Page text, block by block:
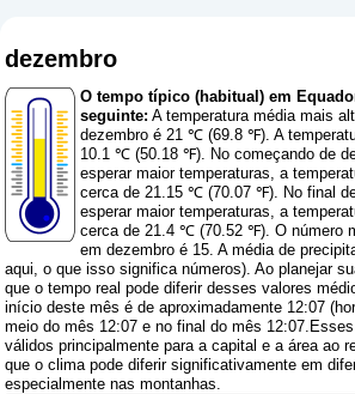
dezembro
O tempo típico (habitual) em
seguinte: A temperatura média mais
dezembro é 21 ℃ (69.8 ℉). A
10.1 ℃ (50.18 ℉). No começando de
esperar maior temperaturas, a
cerca de 21.15 ℃ (70.07 ℉). No final
esperar maior temperaturas, a
cerca de 21.4 ℃ (70.52 ℉). O número
em dezembro é 15. A média de
aqui, o que isso significa números). Ao planejar
que o tempo real pode diferir desses valores
início deste mês é de aproximadamente 12:07
meio do mês 12:07 e no final do mês
válidos principalmente para a capital e a área ao
que o clima pode diferir significativamente em
especialmente nas montanhas.